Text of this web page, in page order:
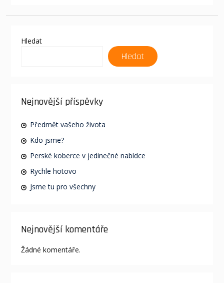
Hledat
Hledat
Nejnovější příspěvky
Předmět vašeho života
Kdo jsme?
Perské koberce v jedinečné nabídce
Rychle hotovo
Jsme tu pro všechny
Nejnovější komentáře
Žádné komentáře.